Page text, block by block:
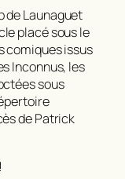
de Launaguet
placé sous le
comiques issus
Inconnus, les
sous
de Patrick